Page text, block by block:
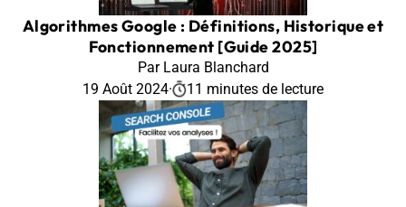
Algorithmes Google : Définitions, Historique et
Fonctionnement [Guide 2025]
Par Laura Blanchard
19 Août 2024· 11 minutes de lecture